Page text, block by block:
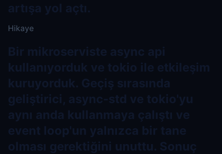
artışa yol açtı.
Hikaye
Bir mikroserviste async api
kullanıyorduk ve tokio ile etkileşim
kuruyorduk. Geçiş sırasında
geliştirici, async-std ve tokio'yu
aynı anda kullanmaya çalıştı ve
event loop'un yalnızca bir tane
olması gerektiğini unuttu. Sonuç